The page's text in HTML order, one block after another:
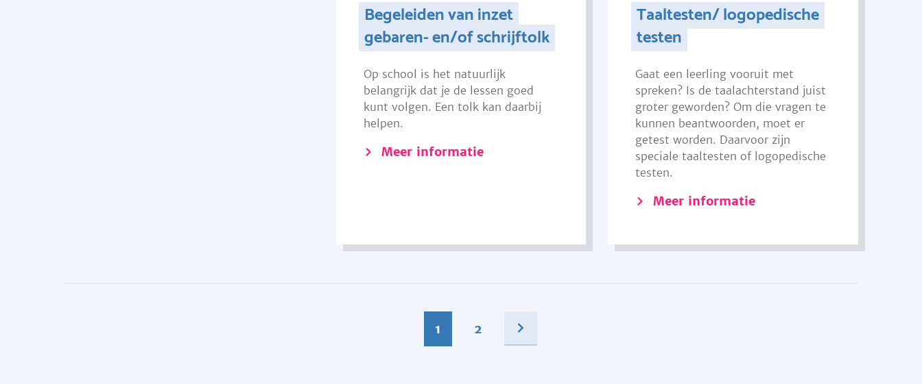
Begeleiden van inzet
gebaren- en/of schrijftolk
Op school is het natuurlijk
belangrijk dat je de lessen goed
kunt volgen. Een tolk kan daarbij
helpen.
Meer informatie
Taaltesten/ logopedische
testen
Gaat een leerling vooruit met
spreken? Is de taalachterstand juist
groter geworden? Om die vragen te
kunnen beantwoorden, moet er
getest worden. Daarvoor zijn
speciale taaltesten of logopedische
testen.
Meer informatie
1 2